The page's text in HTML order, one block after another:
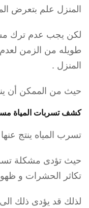
المنزل علم بتعرض
لكن يجب عدم ترك
طويله من الزمن
المنزل .
حيث من الممكن أن
كشف تسربات المياة
تسرب المياه ينتج
حيث تؤدى مشكلة
تكاثر الحشرات و
لذلك قد يؤدى ذلك